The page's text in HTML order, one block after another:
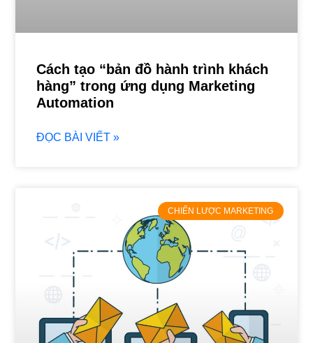
Cách tạo “bản đồ hành trình khách
hàng” trong ứng dụng Marketing
Automation
ĐỌC BÀI VIẾT »
CHIẾN LƯỢC MARKETING